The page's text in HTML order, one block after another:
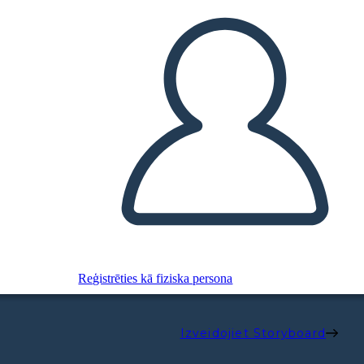
Reģistrēties kā fiziska persona
Izveidojiet Storyboard